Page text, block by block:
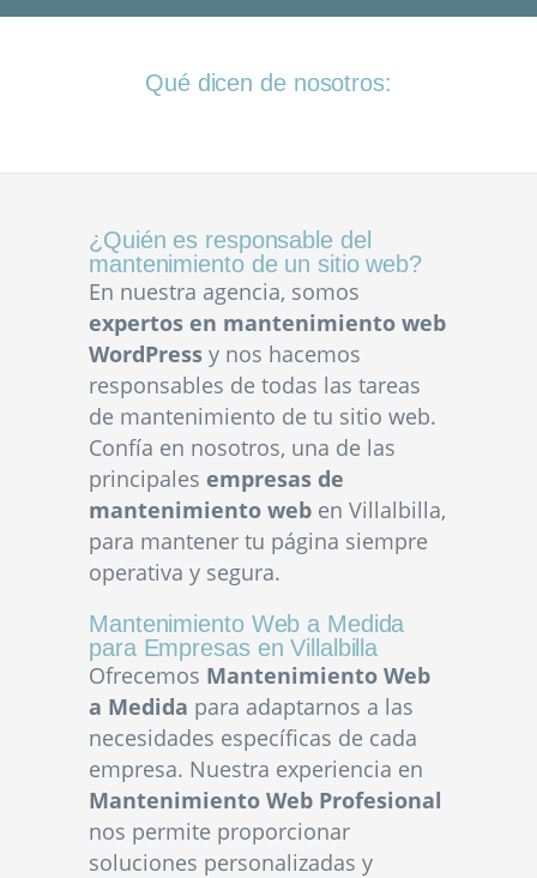
Qué dicen de nosotros:
¿Quién es responsable del
mantenimiento de un sitio web?
En nuestra agencia, somos
expertos en mantenimiento web
WordPress y nos hacemos
responsables de todas las tareas
de mantenimiento de tu sitio web.
Confía en nosotros, una de las
principales empresas de
mantenimiento web en Villalbilla,
para mantener tu página siempre
operativa y segura.
Mantenimiento Web a Medida
para Empresas en Villalbilla
Ofrecemos Mantenimiento Web
a Medida para adaptarnos a las
necesidades específicas de cada
empresa. Nuestra experiencia en
Mantenimiento Web Profesional
nos permite proporcionar
soluciones personalizadas y